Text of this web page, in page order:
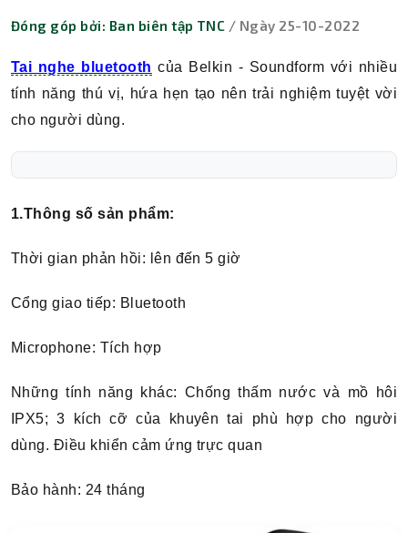
Đóng góp bởi: Ban biên tập TNC / Ngày 25-10-2022
Tai nghe bluetooth của Belkin - Soundform với nhiều
tính năng thú vị, hứa hẹn tạo nên trải nghiệm tuyệt vời
cho người dùng.
1.Thông số sản phẩm:
Thời gian phản hồi: lên đến 5 giờ
Cổng giao tiếp: Bluetooth
Microphone: Tích hợp
Những tính năng khác: Chống thấm nước và mồ hôi
IPX5; 3 kích cỡ của khuyên tai phù hợp cho người
dùng. Điều khiển cảm ứng trực quan
Bảo hành: 24 tháng